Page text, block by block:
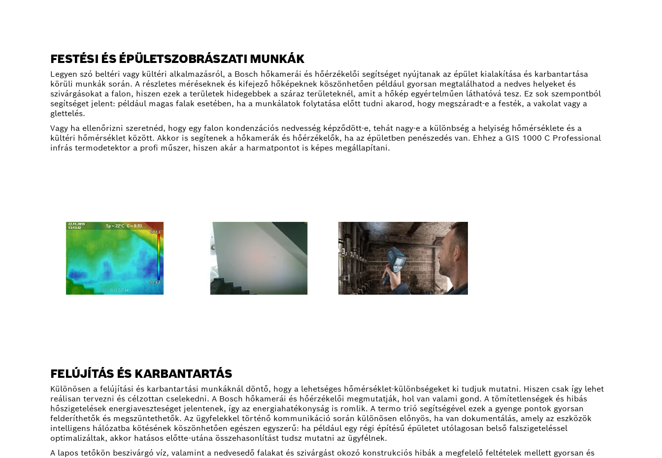
FESTÉSI ÉS ÉPÜLETSZOBRÁSZATI MUNKÁK
Legyen szó beltéri vagy kültéri alkalmazásról, a Bosch hőkamerái és hőérzékelői segítséget nyújtanak az épület kialakítása és karbantartása
körüli munkák során. A részletes méréseknek és kifejező hőképeknek köszönhetően például gyorsan megtalálhatod a nedves helyeket és
szivárgásokat a falon, hiszen ezek a területek hidegebbek a száraz területeknél, amit a hőkép egyértelműen láthatóvá tesz. Ez sok szempontból
segítséget jelent: például magas falak esetében, ha a munkálatok folytatása előtt tudni akarod, hogy megszáradt-e a festék, a vakolat vagy a
glettelés.
Vagy ha ellenőrizni szeretnéd, hogy egy falon kondenzációs nedvesség képződött-e, tehát nagy-e a különbség a helyiség hőmérséklete és a
kültéri hőmérséklet között. Akkor is segítenek a hőkamerák és hőérzékelők, ha az épületben penészedés van. Ehhez a GIS 1000 C Professional
infrás termodetektor a profi műszer, hiszen akár a harmatpontot is képes megállapítani.
FELÚJÍTÁS ÉS KARBANTARTÁS
Különösen a felújítási és karbantartási munkáknál döntő, hogy a lehetséges hőmérséklet-különbségeket ki tudjuk mutatni. Hiszen csak így lehet
reálisan tervezni és célzottan cselekedni. A Bosch hőkamerái és hőérzékelői megmutatják, hol van valami gond. A tömítetlenségek és hibás
hőszigetelések energiaveszteséget jelentenek, így az energiahatékonyság is romlik. A termo trió segítségével ezek a gyenge pontok gyorsan
felderíthetők és megszüntethetők. Az ügyfelekkel történő kommunikáció során különösen előnyös, ha van dokumentálás, amely az eszközök
intelligens hálózatba kötésének köszönhetően egészen egyszerű: ha például egy régi építésű épületet utólagosan belső falszigeteléssel
optimalizáltak, akkor hatásos előtte-utána összehasonlítást tudsz mutatni az ügyfélnek.
A lapos tetőkön beszivárgó víz, valamint a nedvesedő falakat és szivárgást okozó konstrukciós hibák a megfelelő feltételek mellett gyorsan és